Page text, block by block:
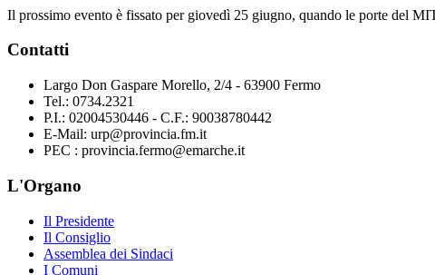
Il prossimo evento è fissato per giovedì 25 giugno, quando le porte del
Contatti
Largo Don Gaspare Morello, 2/4 - 63900 Fermo
Tel.: 0734.2321
P.I.: 02004530446 - C.F.: 90038780442
E-Mail: urp@provincia.fm.it
PEC : provincia.fermo@emarche.it
L'Organo
Il Presidente
Il Consiglio
Assemblea dei Sindaci
I Comuni